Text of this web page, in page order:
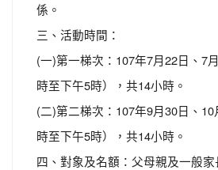
係。
三、活動時間：
(一)第一梯次：107年7月22日、7
時至下午5時），共14小時。
(二)第二梯次：107年9月30日、
時至下午5時），共14小時。
四、對象及名額：父母親及一般